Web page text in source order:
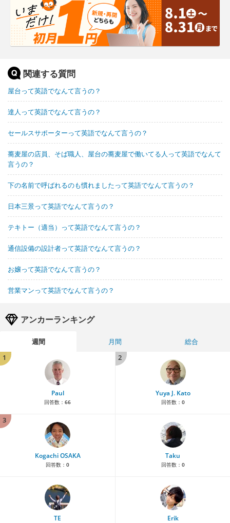
関連する質問
屋台って英語でなんて言うの？
達人って英語でなんて言うの？
セールスサポーターって英語でなんて言うの？
蕎麦屋の店員、そば職人、屋台の蕎麦屋で働いてる人って英語でなんて
言うの？
下の名前で呼ばれるのも慣れましたって英語でなんて言うの？
日本三景って英語でなんて言うの？
テキトー（適当）って英語でなんて言うの？
通信設備の設計者って英語でなんて言うの？
お嬢って英語でなんて言うの？
営業マンって英語でなんて言うの？
アンカーランキング
週間 月間
総合
1
Paul
回答数： 66
2
Yuya J. Kato
回答数： 0
3
Kogachi OSAKA
回答数： 0
Taku
回答数： 0
TE Erik